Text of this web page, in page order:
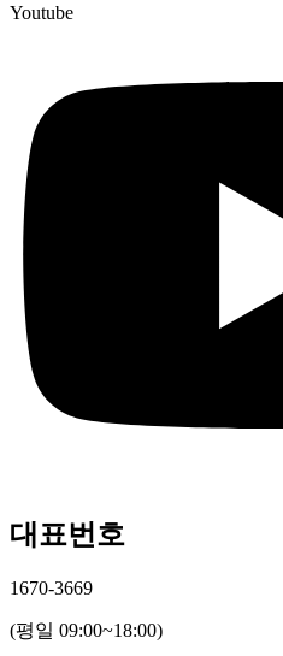
Youtube
대표번호
1670-3669
(평일 09:00~18:00)